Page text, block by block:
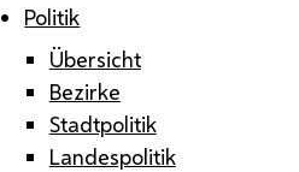
Politik
Übersicht
Bezirke
Stadtpolitik
Landespolitik